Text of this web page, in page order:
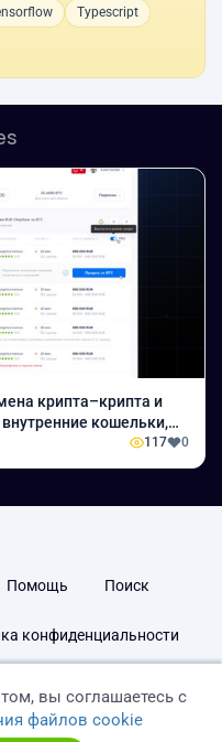
Typescript
крипта–крипта и
кошельки,
117 0
Помощь Поиск
конфиденциальности
вы соглашаетесь с
файлов cookie